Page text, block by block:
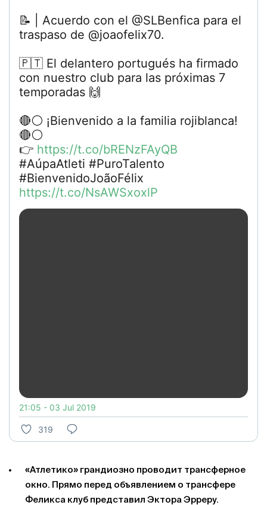
📝 | Acuerdo con el @SLBenfica para el
traspaso de @joaofelix70.
🇵🇹 El delantero portugués ha firmado
con nuestro club para las próximas 7
temporadas 🙌
🔴⚪ ¡Bienvenido a la familia rojiblanca!
🔴⚪
👉 https://t.co/bRENzFAyQB
#AúpaAtleti #PuroTalento
#BienvenidoJoãoFélix
https://t.co/NsAWSxoxlP
21:05 - 03 Jul 2019
319
«Атлетико» грандиозно проводит трансферное
окно. Прямо перед объявлением о трансфере
Феликса клуб представил Эктора Эрреру.